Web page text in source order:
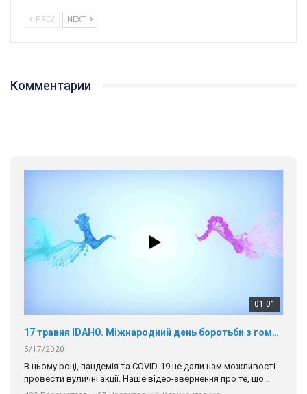
PREV NEXT
Комментарии
01:01
17 травня IDAHO. Міжнародний день боротьби з гомофобією трансфобією і біфобія.
5/17/2020
В цьому році, пандемія та COVІD-19 не дали нам можливості
провести вуличні акції. Наше відео-звернення про те, що
навіть коли ми у різних містах та не можемо зустрінеться, ми